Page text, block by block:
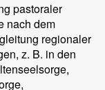
pastoraler
nach dem
regionaler
z. B. in den